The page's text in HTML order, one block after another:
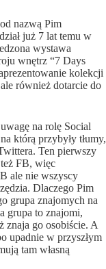
nazwą Pim
już 7 lat temu w
wystawa
wnętrz “7 Days
kolekcji
również dotarcie do
na rolę Social
którą przybyły tłumy,
Ten pierwszy
FB, więc
ale nie wszyscy
Dlaczego Pim
grupa znajomych na
grupa to znajomi,
znaja go osobiście. A
upadnie w przyszłym
tam własną